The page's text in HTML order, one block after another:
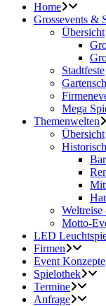
Home
Grossevents &
Übersicht
Stadtfeste
Mega
Themenwelten
Übersicht
Motto-
LED
Firmen
Event Konzepte
Spielothek
Termine
Anfrage